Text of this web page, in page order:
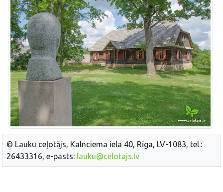
© Lauku ceļotājs, Kalnciema iela 40, Rīga, LV-1083, tel.:
26433316, e-pasts: lauku@celotajs.lv